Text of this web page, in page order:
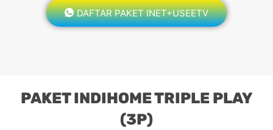
DAFTAR PAKET INET+USEETV
PAKET INDIHOME TRIPLE PLAY
(3P)